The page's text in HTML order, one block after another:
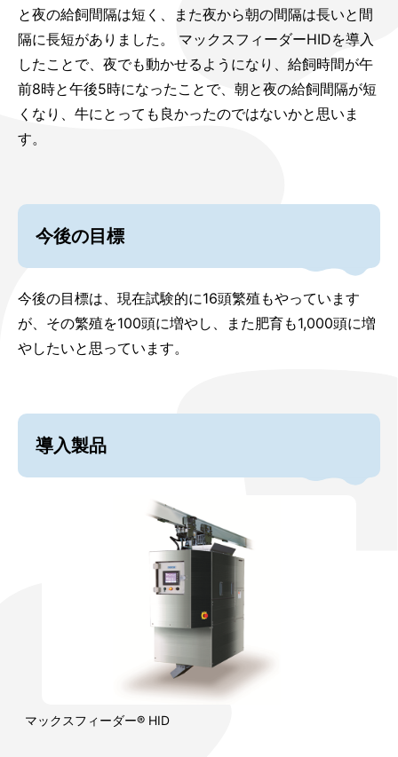
と夜の給飼間隔は短く、また夜から朝の間隔は長いと間
隔に長短がありました。 マックスフィーダーHIDを導入
したことで、夜でも動かせるようになり、給飼時間が午
前8時と午後5時になったことで、朝と夜の給飼間隔が短
くなり、牛にとっても良かったのではないかと思いま
す。
今後の目標
今後の目標は、現在試験的に16頭繁殖もやっています
が、その繁殖を100頭に増やし、また肥育も1,000頭に増
やしたいと思っています。
導入製品
マックスフィーダー® HID